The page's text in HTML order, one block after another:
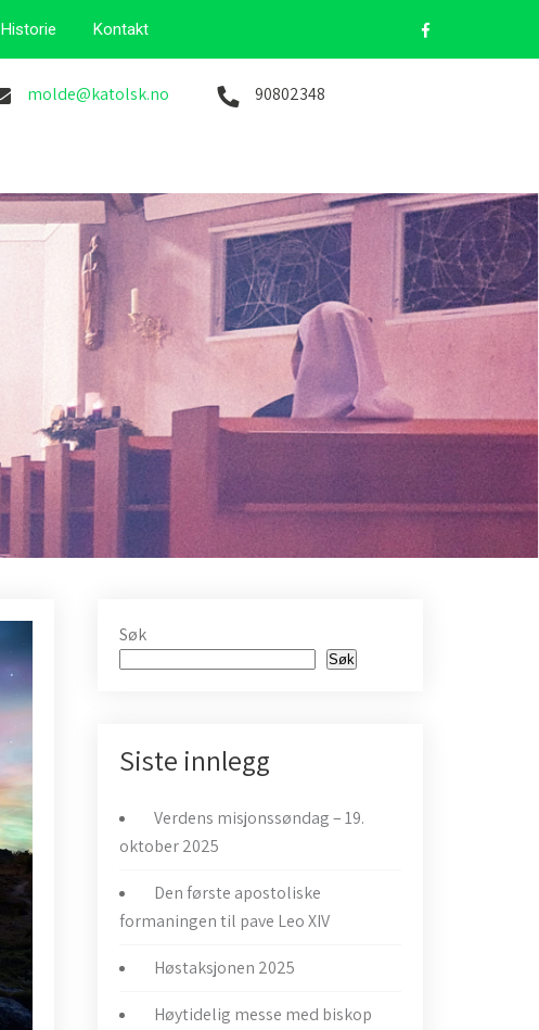
Historie Kontakt
molde@katolsk.no 90802348
Søk
Søk
Siste innlegg
Verdens misjonssøndag – 19.
oktober 2025
Den første apostoliske
formaningen til pave Leo XIV
Høstaksjonen 2025
Høytidelig messe med biskop